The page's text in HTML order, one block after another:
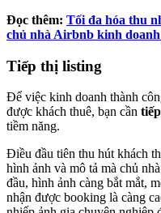
Đọc thêm: Tối đa hóa thu
chủ nhà Airbnb kinh
Tiếp thị listing
Để việc kinh doanh thành
được khách thuê, bạn cần
tiềm năng.
Điều đầu tiên thu hút khách
hình ảnh và mô tả mà chủ
đầu, hình ảnh càng bắt mắt,
nhận được booking là càng